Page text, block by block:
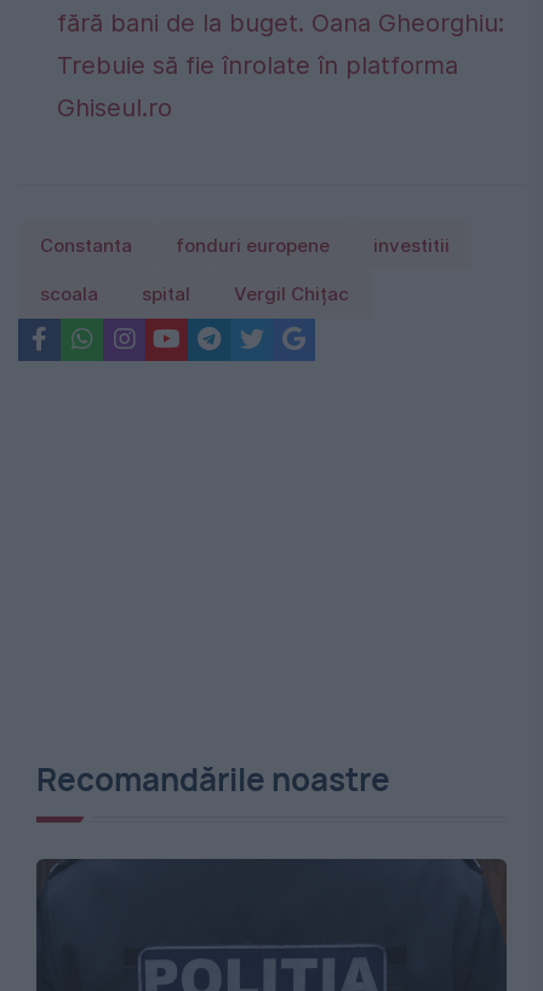
fără bani de la buget. Oana Gheorghiu:
Trebuie să fie înrolate în platforma
Ghiseul.ro
Constanta fonduri europene investitii
scoala spital Vergil Chițac
Recomandările noastre